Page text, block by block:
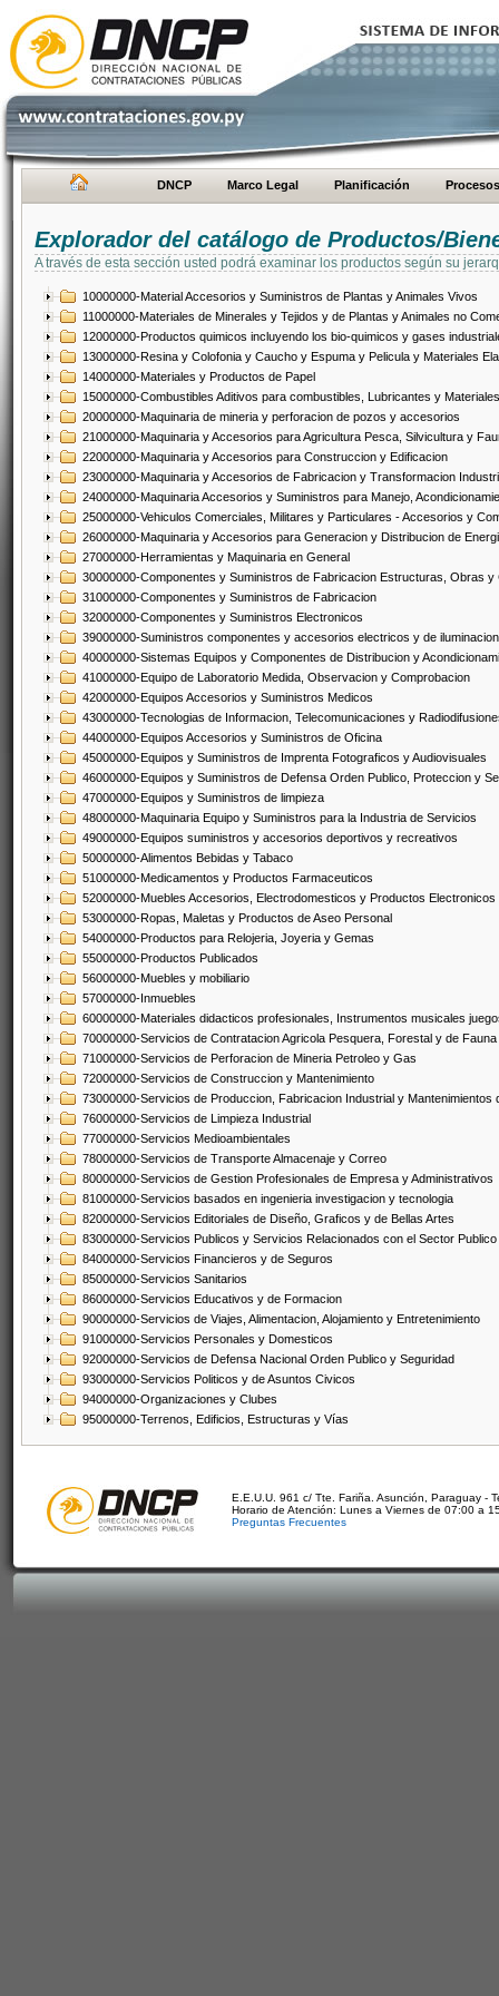
DNCP Marco Legal Planificación Procesos
Explorador del catálogo de Productos/
A través de esta sección usted podrá examinar los productos según su
10000000-Material Accesorios y Suministros de Plantas y Animales Vivos
11000000-Materiales de Minerales y Tejidos y de Plantas y Animales no
12000000-Productos quimicos incluyendo los bio-quimicos y gases
13000000-Resina y Colofonia y Caucho y Espuma y Pelicula y Materiales
14000000-Materiales y Productos de Papel
15000000-Combustibles Aditivos para combustibles, Lubricantes y
20000000-Maquinaria de mineria y perforacion de pozos y accesorios
21000000-Maquinaria y Accesorios para Agricultura Pesca, Silvicultura y
22000000-Maquinaria y Accesorios para Construccion y Edificacion
23000000-Maquinaria y Accesorios de Fabricacion y Transformacion
24000000-Maquinaria Accesorios y Suministros para Manejo,
25000000-Vehiculos Comerciales, Militares y Particulares - Accesorios y
26000000-Maquinaria y Accesorios para Generacion y Distribucion de
27000000-Herramientas y Maquinaria en General
30000000-Componentes y Suministros de Fabricacion Estructuras, Obras
31000000-Componentes y Suministros de Fabricacion
32000000-Componentes y Suministros Electronicos
39000000-Suministros componentes y accesorios electricos y de iluminacion
40000000-Sistemas Equipos y Componentes de Distribucion y
41000000-Equipo de Laboratorio Medida, Observacion y Comprobacion
42000000-Equipos Accesorios y Suministros Medicos
43000000-Tecnologias de Informacion, Telecomunicaciones y
44000000-Equipos Accesorios y Suministros de Oficina
45000000-Equipos y Suministros de Imprenta Fotograficos y Audiovisuales
46000000-Equipos y Suministros de Defensa Orden Publico, Proteccion y
47000000-Equipos y Suministros de limpieza
48000000-Maquinaria Equipo y Suministros para la Industria de Servicios
49000000-Equipos suministros y accesorios deportivos y recreativos
50000000-Alimentos Bebidas y Tabaco
51000000-Medicamentos y Productos Farmaceuticos
52000000-Muebles Accesorios, Electrodomesticos y Productos Electronicos
53000000-Ropas, Maletas y Productos de Aseo Personal
54000000-Productos para Relojeria, Joyeria y Gemas
55000000-Productos Publicados
56000000-Muebles y mobiliario
57000000-Inmuebles
60000000-Materiales didacticos profesionales, Instrumentos musicales
70000000-Servicios de Contratacion Agricola Pesquera, Forestal y de Fauna
71000000-Servicios de Perforacion de Mineria Petroleo y Gas
72000000-Servicios de Construccion y Mantenimiento
73000000-Servicios de Produccion, Fabricacion Industrial y Mantenimientos
76000000-Servicios de Limpieza Industrial
77000000-Servicios Medioambientales
78000000-Servicios de Transporte Almacenaje y Correo
80000000-Servicios de Gestion Profesionales de Empresa y Administrativos
81000000-Servicios basados en ingenieria investigacion y tecnologia
82000000-Servicios Editoriales de Diseño, Graficos y de Bellas Artes
83000000-Servicios Publicos y Servicios Relacionados con el Sector Publico
84000000-Servicios Financieros y de Seguros
85000000-Servicios Sanitarios
86000000-Servicios Educativos y de Formacion
90000000-Servicios de Viajes, Alimentacion, Alojamiento y Entretenimiento
91000000-Servicios Personales y Domesticos
92000000-Servicios de Defensa Nacional Orden Publico y Seguridad
93000000-Servicios Politicos y de Asuntos Civicos
94000000-Organizaciones y Clubes
95000000-Terrenos, Edificios, Estructuras y Vías
E.E.U.U. 961 c/ Tte. Fariña. Asunción, Paraguay -
Horario de Atención: Lunes a Viernes de 07:00 a
Preguntas Frecuentes